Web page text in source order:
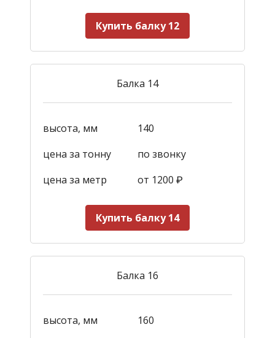
Купить балку 12
Балка 14
высота, мм
140
цена за тонну
по звонку
цена за метр
от 1200 ₽
Купить балку 14
Балка 16
высота, мм
160